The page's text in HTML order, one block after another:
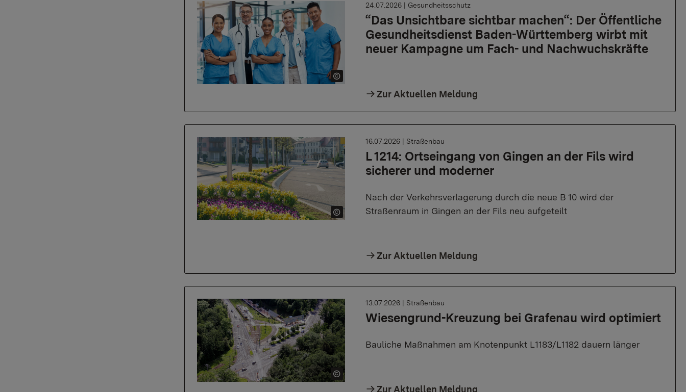
“Das Unsichtbare sichtbar machen“: Der Öffentliche
Gesundheitsdienst Baden-Württemberg wirbt mit
neuer Kampagne um Fach- und Nachwuchskräfte
24.07.2026 | Gesundheitsschutz
Zur Aktuellen Meldung
L 1214: Ortseingang von Gingen an der Fils wird
sicherer und moderner
16.07.2026 | Straßenbau
Nach der Verkehrsverlagerung durch die neue B 10 wird der
Straßenraum in Gingen an der Fils neu aufgeteilt
Zur Aktuellen Meldung
Wiesengrund-Kreuzung bei Grafenau wird optimiert
13.07.2026 | Straßenbau
Bauliche Maßnahmen am Knotenpunkt L1183/L1182 dauern länger
Zur Aktuellen Meldung